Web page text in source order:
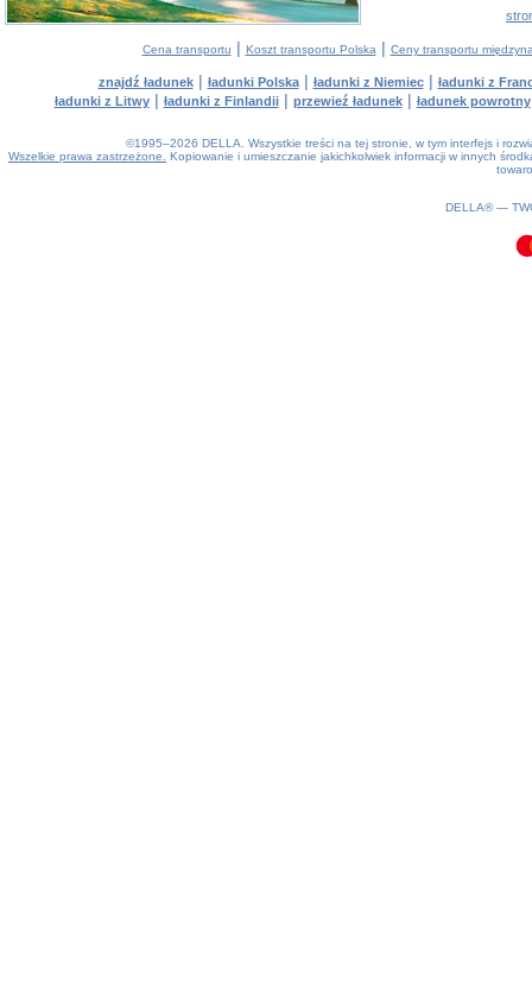
Cena transportu | Koszt transportu Polska | Ceny transportu
znajdź ładunek| ładunki Polska| ładunki z Niemiec| ładunki z
ładunki z Litwy| ładunki z Finlandii| przewieź ładunek| ładunek powrotny
©1995–2026 DELLA. Wszystkie treści na tej stronie, w tym interfejs i
Wszelkie prawa zastrzeżone.
Kopiowanie i umieszczanie jakichkolwiek informacji w innych
DELLA® —